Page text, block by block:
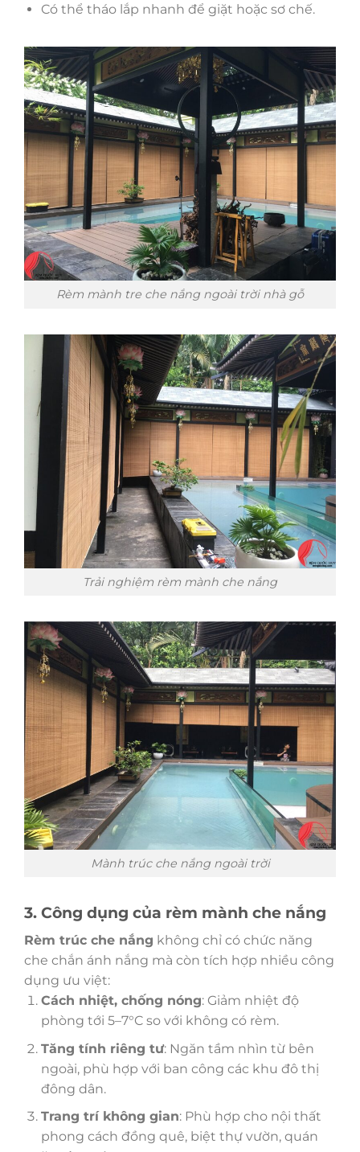
Có thể tháo lắp nhanh để giặt hoặc sơ chế.
Rèm mành tre che nắng ngoài trời nhà gỗ
Trải nghiệm rèm mành che nắng
Mành trúc che nắng ngoài trời
3. Công dụng của rèm mành che nắng
Rèm trúc che nắng không chỉ có chức năng
che chắn ánh nắng mà còn tích hợp nhiều công
dụng ưu việt:
Cách nhiệt, chống nóng: Giảm nhiệt độ
phòng tới 5–7°C so với không có rèm.
Tăng tính riêng tư: Ngăn tầm nhìn từ bên
ngoài, phù hợp với ban công các khu đô thị
đông dân.
Trang trí không gian: Phù hợp cho nội thất
phong cách đồng quê, biệt thự vườn, quán